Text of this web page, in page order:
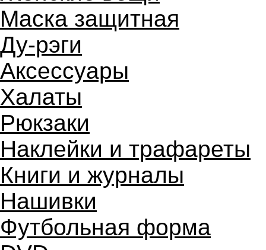
Маска защитная
Ду-рэги
Аксессуары
Халаты
Рюкзаки
Наклейки и трафареты
Книги и журналы
Нашивки
Футбольная форма